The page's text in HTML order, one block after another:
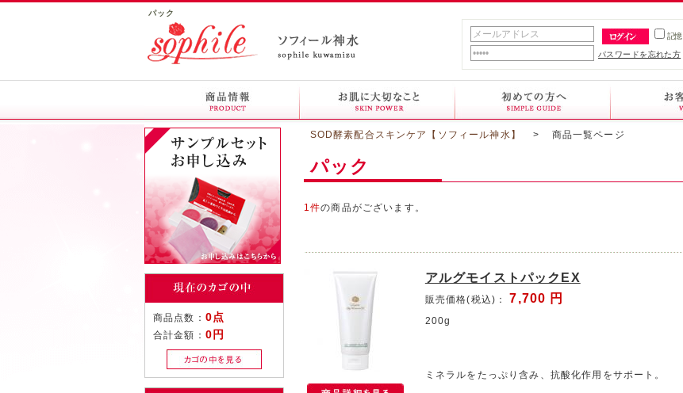
パック
記憶
パスワードを忘れた方
商品点数： 0点
合計金額： 0円
SOD酵素配合スキンケア【ソフィール神水】 > 商品一覧ページ
パック
1件の商品がございます。
アルグモイストパックEX
販売価格(税込)： 7,700 円
200g
ミネラルをたっぷり含み、抗酸化作用をサポート。